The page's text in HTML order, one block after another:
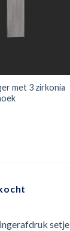
met 3 zirkonia
setje